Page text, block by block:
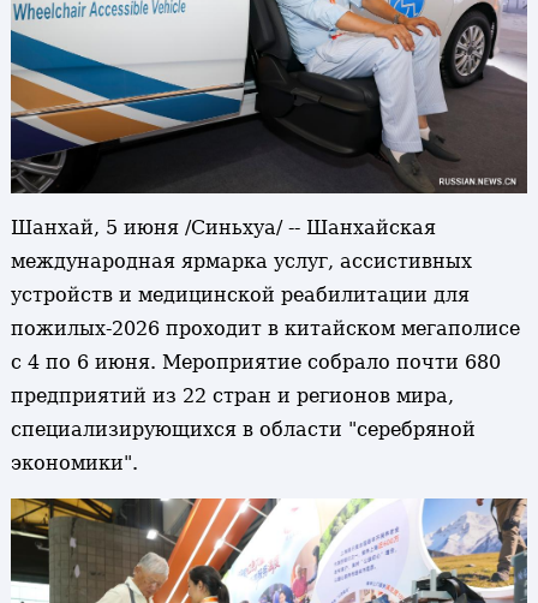
Шанхай, 5 июня /Синьхуа/ -- Шанхайская
международная ярмарка услуг, ассистивных
устройств и медицинской реабилитации для
пожилых-2026 проходит в китайском мегаполисе
с 4 по 6 июня. Мероприятие собрало почти 680
предприятий из 22 стран и регионов мира,
специализирующихся в области "серебряной
экономики".